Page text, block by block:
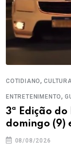
COTIDIANO,
ENTRETENIMENTO,
3ª Edição do
domingo (9)
08/08/2026